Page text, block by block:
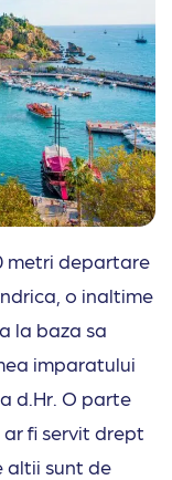
metri departare
o inaltime
la baza sa
imparatului
d.Hr. O parte
fi servit drept
altii sunt de